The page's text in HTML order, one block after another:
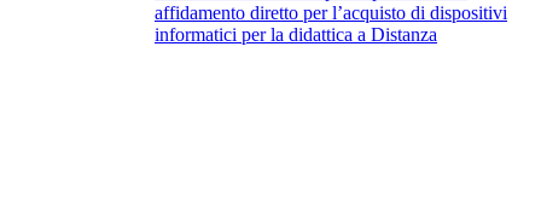
affidamento diretto per l’acquisto di dispositivi
informatici per la didattica a Distanza